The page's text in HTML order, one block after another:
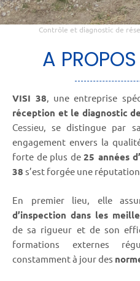
Contrôle et diagnostic de
A
VISI 38, une entreprise
réception et le diagnostic
Cessieu, se distingue par
engagement envers la
forte de plus de25 années
38 s’est forgée une
En premier lieu, elle
d’inspection dans les
de sa rigueur et de son
formations externes
constamment à jour des